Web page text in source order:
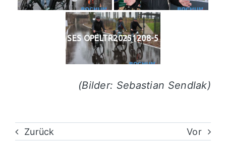
SES OPELTR20251208-5
(Bilder: Sebastian Sendlak)
Zurück Vor